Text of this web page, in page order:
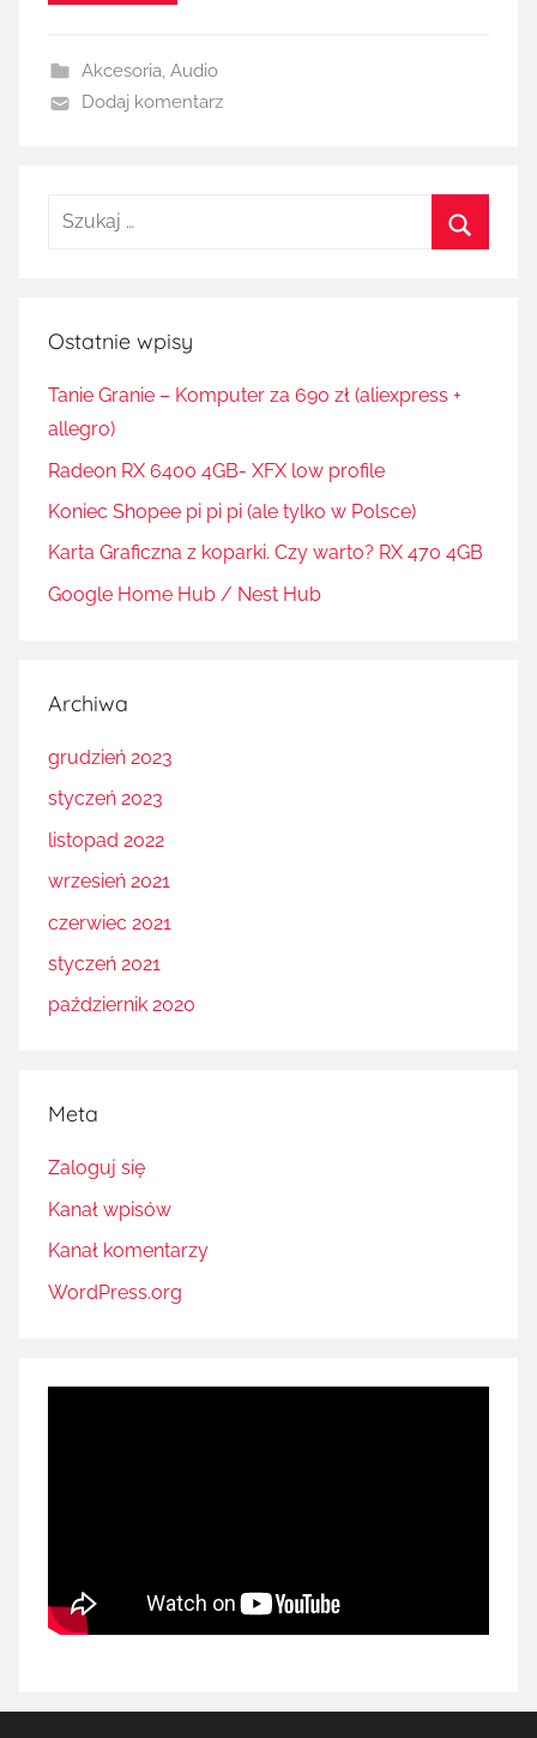
Akcesoria, Audio
Dodaj komentarz
Szukaj:
Ostatnie wpisy
Tanie Granie – Komputer za 690 zł (aliexpress +
allegro)
Radeon RX 6400 4GB- XFX low profile
Koniec Shopee pi pi pi (ale tylko w Polsce)
Karta Graficzna z koparki. Czy warto? RX 470 4GB
Google Home Hub / Nest Hub
Archiwa
grudzień 2023
styczeń 2023
listopad 2022
wrzesień 2021
czerwiec 2021
styczeń 2021
październik 2020
Meta
Zaloguj się
Kanał wpisów
Kanał komentarzy
WordPress.org